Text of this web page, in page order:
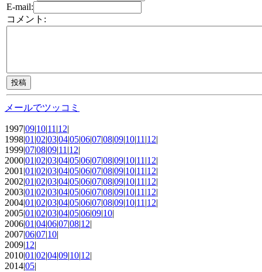
E-mail:
コメント:
メールでツッコミ
1997|09|10|11 |12|
1998|01 |02|03|04|05|06|07|08|09|10|11 |12|
1999|07|08|09|11 |12|
2000|01 |02|03|04|05|06|07|08|09|10|11 |12|
2001|01 |02|03|04|05|06|07|08|09|10|11 |12|
2002|01 |02|03|04|05|06|07|08|09|10|11 |12|
2003|01 |02|03|04|05|06|07|08|09|10|11 |12|
2004|01 |02|03|04|05|06|07|08|09|10|11 |12|
2005|01 |02|03|04|05|06|09|10|
2006|01 |04|06|07|08|12|
2007|06|07|10|
2009|12|
2010|01 |02|04|09|10|12|
2014|05|